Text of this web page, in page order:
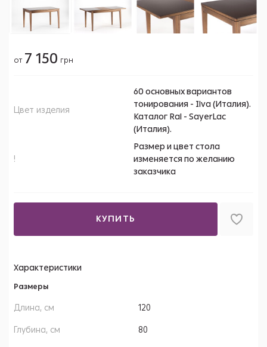
от 7 150 грн
Цвет изделия
60 основных вариантов
тонирования - Ilva (Италия).
Каталог Ral - SayerLac
(Италия).
!
Размер и цвет стола
изменяется по желанию
заказчика
КУПИТЬ
Характеристики
Размеры
Длина, см 120
Глубина, см 80